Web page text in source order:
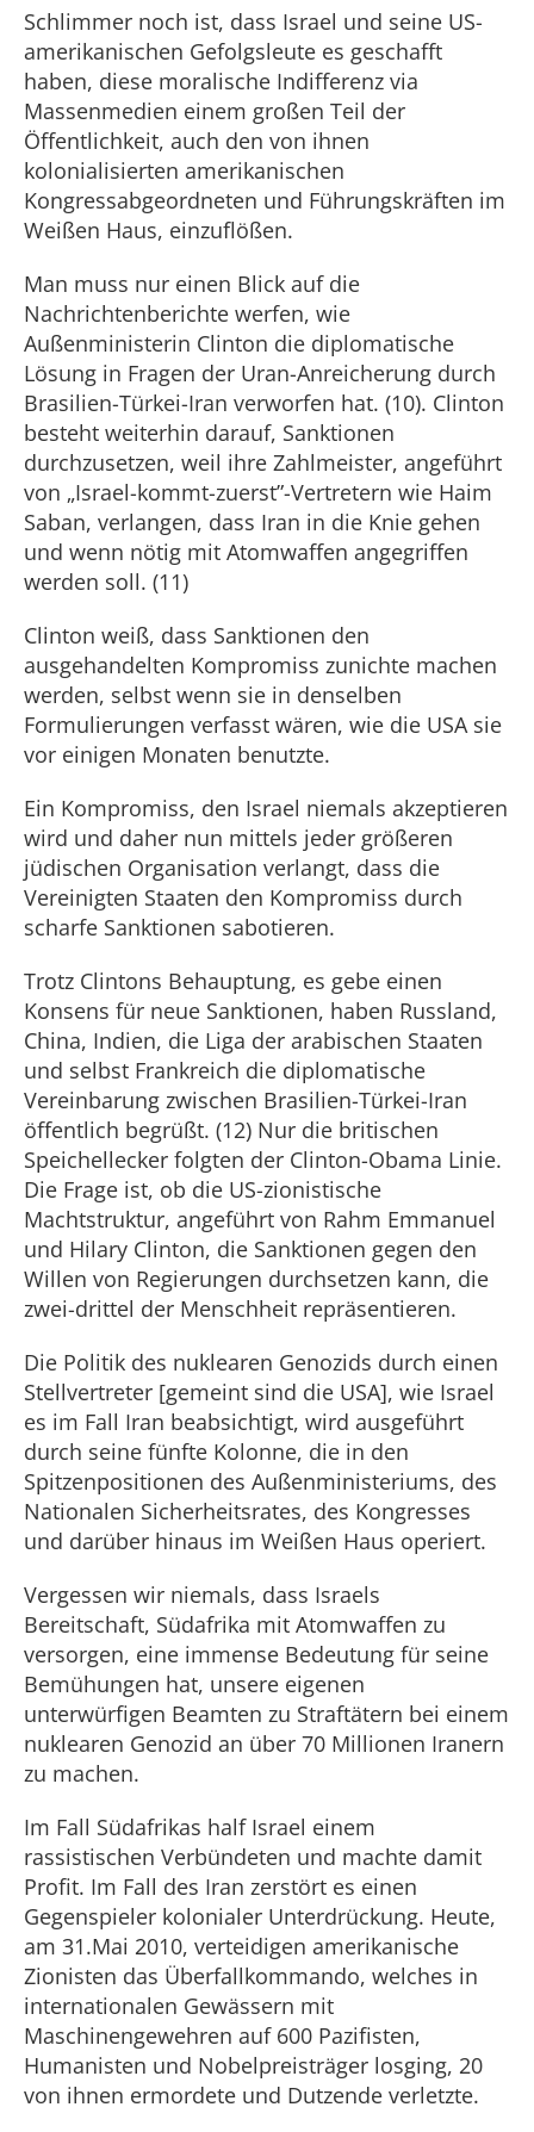
Schlimmer noch ist, dass Israel und seine US-
amerikanischen Gefolgsleute es geschafft
haben, diese moralische Indifferenz via
Massenmedien einem großen Teil der
Öffentlichkeit, auch den von ihnen
kolonialisierten amerikanischen
Kongressabgeordneten und Führungskräften im
Weißen Haus, einzuflößen.
Man muss nur einen Blick auf die
Nachrichtenberichte werfen, wie
Außenministerin Clinton die diplomatische
Lösung in Fragen der Uran-Anreicherung durch
Brasilien-Türkei-Iran verworfen hat. (10). Clinton
besteht weiterhin darauf, Sanktionen
durchzusetzen, weil ihre Zahlmeister, angeführt
von „Israel-kommt-zuerst”-Vertretern wie Haim
Saban, verlangen, dass Iran in die Knie gehen
und wenn nötig mit Atomwaffen angegriffen
werden soll. (11)
Clinton weiß, dass Sanktionen den
ausgehandelten Kompromiss zunichte machen
werden, selbst wenn sie in denselben
Formulierungen verfasst wären, wie die USA sie
vor einigen Monaten benutzte.
Ein Kompromiss, den Israel niemals akzeptieren
wird und daher nun mittels jeder größeren
jüdischen Organisation verlangt, dass die
Vereinigten Staaten den Kompromiss durch
scharfe Sanktionen sabotieren.
Trotz Clintons Behauptung, es gebe einen
Konsens für neue Sanktionen, haben Russland,
China, Indien, die Liga der arabischen Staaten
und selbst Frankreich die diplomatische
Vereinbarung zwischen Brasilien-Türkei-Iran
öffentlich begrüßt. (12) Nur die britischen
Speichellecker folgten der Clinton-Obama Linie.
Die Frage ist, ob die US-zionistische
Machtstruktur, angeführt von Rahm Emmanuel
und Hilary Clinton, die Sanktionen gegen den
Willen von Regierungen durchsetzen kann, die
zwei-drittel der Menschheit repräsentieren.
Die Politik des nuklearen Genozids durch einen
Stellvertreter [gemeint sind die USA], wie Israel
es im Fall Iran beabsichtigt, wird ausgeführt
durch seine fünfte Kolonne, die in den
Spitzenpositionen des Außenministeriums, des
Nationalen Sicherheitsrates, des Kongresses
und darüber hinaus im Weißen Haus operiert.
Vergessen wir niemals, dass Israels
Bereitschaft, Südafrika mit Atomwaffen zu
versorgen, eine immense Bedeutung für seine
Bemühungen hat, unsere eigenen
unterwürfigen Beamten zu Straftätern bei einem
nuklearen Genozid an über 70 Millionen Iranern
zu machen.
Im Fall Südafrikas half Israel einem
rassistischen Verbündeten und machte damit
Profit. Im Fall des Iran zerstört es einen
Gegenspieler kolonialer Unterdrückung. Heute,
am 31.Mai 2010, verteidigen amerikanische
Zionisten das Überfallkommando, welches in
internationalen Gewässern mit
Maschinengewehren auf 600 Pazifisten,
Humanisten und Nobelpreisträger losging, 20
von ihnen ermordete und Dutzende verletzte.